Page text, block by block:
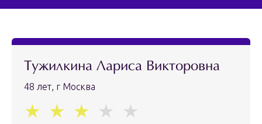
Тужилкина Лариса Викторовна
48 лет, г Москва